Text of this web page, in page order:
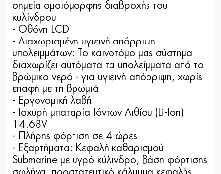
σημεία ομοιόμορφης διαβροχής του
κυλίνδρου
- Οθόνη LCD
- Διαχωρισμένη υγιεινή απόρριψη
υπολειμμάτων: Το καινοτόμο μας σύστημα
διαχωρίζει αυτόματα τα υπολείμματα από το
βρώμικο νερό - για υγιεινή απόρριψη, χωρίς
επαφή με τη βρωμιά
- Εργονομική λαβή
- Ισχυρή μπαταρία Ιόντων Λιθίου (Li-Ion)
14.68V
- Πλήρης φόρτιση σε 4 ώρες
- Εξαρτήματα: Κεφαλή καθαρισμού
Submarine με υγρό κύλινδρο, βάση φόρτισης
σωλήνα, προστατευτικό κάλυμμα κεφαλής